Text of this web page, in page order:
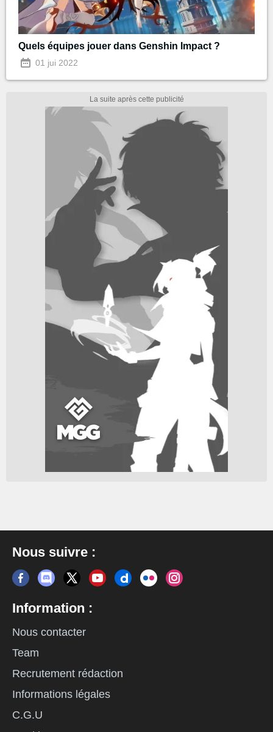
Quels équipes jouer dans Genshin Impact ?
01 jui 2022
Nous suivre :
Information :
Nous contacter
Team
Recrutement rédaction
Informations légales
C.G.U